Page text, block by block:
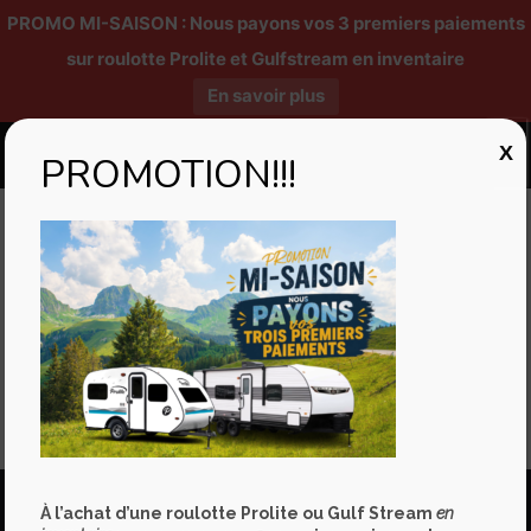
PROMO MI-SAISON : Nous payons vos 3 premiers paiements
sur roulotte Prolite et Gulfstream en inventaire
En savoir plus
Published by Mélanie Godin at 11/07/2022
Marco Boudreault nous explique comment stabiliser son VR
Partager
PROMOTION!!!
À l’achat d’une roulotte Prolite ou Gulf Streamen
X